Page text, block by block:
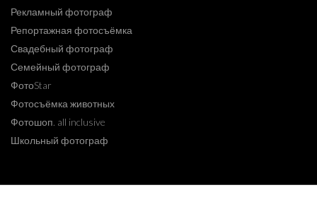
Рекламный фотограф
Репортажная фотосъёмка
Свадебный фотограф
Семейный фотограф
ФотоStar
Фотосъёмка животных
Фотошоп. all inclusive
Школьный фотограф